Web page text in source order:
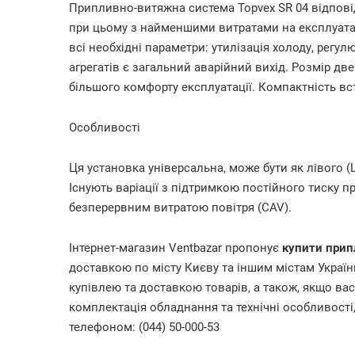
Припливно-витяжна система Topvex SR 04
при цьому з найменшими витратами на
всі необхідні параметри: утилізація холоду,
агрегатів є загальний аварійний вихід. Розмір
більшого комфорту експлуатації. Компактність
Особливості
Ця установка універсальна, може бути як лівого
Існують варіації з підтримкою постійного тиску
безперервним витратою повітря (CAV).
Інтернет-магазин Ventbazar пропонує купити
доставкою по місту Києву та іншим містам
купівлею та доставкою товарів, а також, якщо
комплектація обладнання та технічні
телефоном: (044) 50-000-53